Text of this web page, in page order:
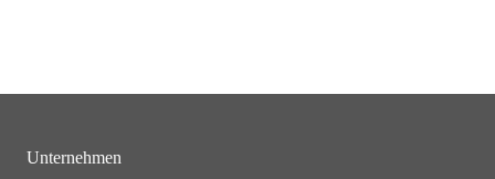
Unternehmen